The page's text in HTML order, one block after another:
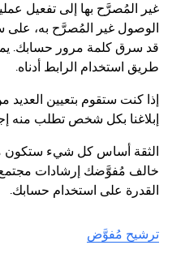
غير المُصرَّح بها إلى تفعيل
الوصول غير المُصرَّح به، على
قد سرق كلمة مرور حسابك.
طريق استخدام الرابط أدناه.
إذا كنت ستقوم بتعيين
إبلاغنا بكل شخص تطلب منه
الثقة أساس كل شيء ستكون
خالف مُفوَّضك إرشادات مجتمع
القدرة على استخدام حسابك.
ترشيح مُفوَّض